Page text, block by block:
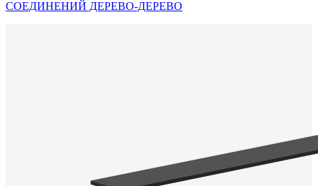
СОЕДИНЕНИЙ ДЕРЕВО-ДЕРЕВО